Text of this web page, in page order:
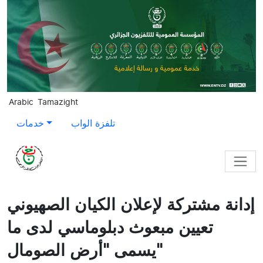
Skip to main content
Arabic Tamazight
خدمات تلفزة الواب
إدانة مشتركة لإعلان الكيان الصهيوني
تعيين مبعوث دبلوماسي لدى ما
يسمى "أرض الصومال"